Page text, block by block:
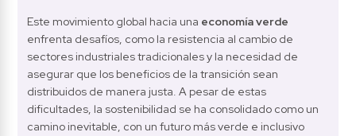
Este movimiento global hacia una economía verde
enfrenta desafíos, como la resistencia al cambio de
sectores industriales tradicionales y la necesidad de
asegurar que los beneficios de la transición sean
distribuidos de manera justa. A pesar de estas
dificultades, la sostenibilidad se ha consolidado como un
camino inevitable, con un futuro más verde e inclusivo